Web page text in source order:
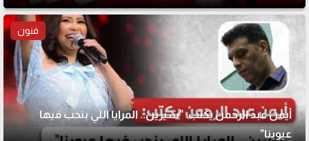
فنون
أيمن عبد الرحمن يكتب: "شيرين.. المرايا اللي بنحب فيها
عيوبنا"